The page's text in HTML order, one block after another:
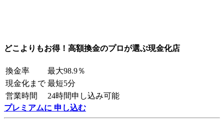
どこよりもお得！高額換金のプロが選ぶ現金化店
換金率
最大98.9％
現金化まで 最短5分
営業時間
24時間申し込み可能
プレミアムに 申し込む